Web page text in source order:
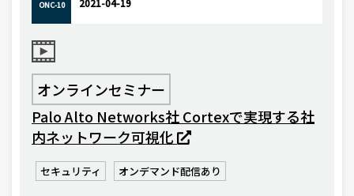
ONC-10 2021-04-19
オンラインセミナー
Palo Alto Networks社 Cortexで実現する社
内ネットワーク可視化
セキュリティ オンデマンド配信あり